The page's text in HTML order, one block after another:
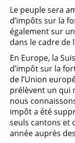
Le peuple sera
d’impôts sur la
également sur
dans le cadre de
En Europe, la
d’impôt sur la
de l’Union
prélèvent un qui
nous
impôt a été
seuls cantons et
année auprès